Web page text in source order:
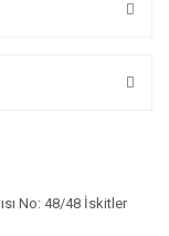
No: 48/48 İskitler